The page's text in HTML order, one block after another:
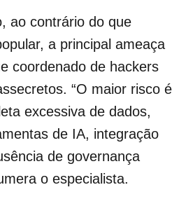
ao contrário do que
a principal ameaça
coordenado de hackers
“O maior risco é
excessiva de dados,
de IA, integração
de governança
o especialista.